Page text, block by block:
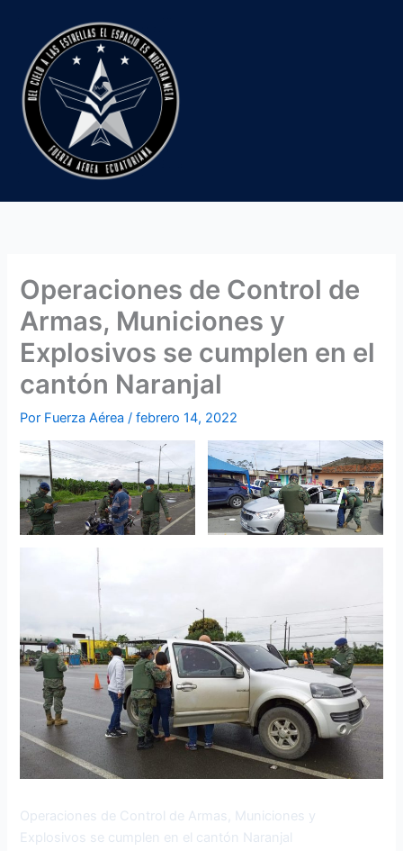
contenido
Operaciones de Control de
Armas, Municiones y
Explosivos se cumplen en el
cantón Naranjal
Por Fuerza Aérea/febrero 14, 2022
Operaciones de Control de Armas, Municiones y
Explosivos se cumplen en el cantón Naranjal